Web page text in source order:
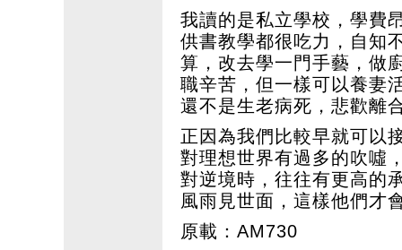
我讀的是私立學校，學費
供書教學都很吃力，自知
算，改去學一門手藝，做
職辛苦，但一樣可以養妻
還不是生老病死，悲歡離
正因為我們比較早就可以
對理想世界有過多的吹噓
對逆境時，往往有更高的
風雨見世面，這樣他們才
原載：AM730